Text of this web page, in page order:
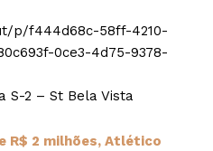
p/f444d68c-58ff-4210-
0ce3-4d75-9378-
S-2 – St Bela Vista
R$ 2 milhões, Atlético